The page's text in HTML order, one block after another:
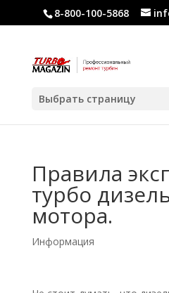
8-800-100-5868
Выбрать страницу
Правила
турбо
мотора.
Информация